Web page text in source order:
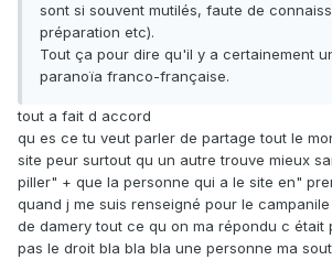
sont si souvent mutilés, faute de
préparation etc).
Tout ça pour dire qu'il y a certainement
paranoïa franco-française.
tout a fait d accord
qu es ce tu veut parler de partage tout le
site peur surtout qu un autre trouve mieux
piller" + que la personne qui a le site en"
quand j me suis renseigné pour le
de damery tout ce qu on ma répondu c était
pas le droit bla bla bla une personne ma